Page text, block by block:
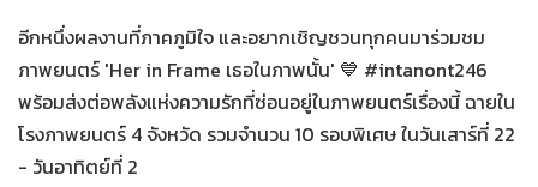
อีกหนึ่งผลงานที่ภาคภูมิใจ และอยากเชิญชวนทุกคนมาร่วมชม
ภาพยนตร์ 'Her in Frame เธอในภาพนั้น' 💙 #intanont246
พร้อมส่งต่อพลังแห่งความรักที่ซ่อนอยู่ในภาพยนตร์เรื่องนี้ ฉายใน
โรงภาพยนตร์ 4 จังหวัด รวมจำนวน 10 รอบพิเศษ ในวันเสาร์ที่ 22
- วันอาทิตย์ที่ 2